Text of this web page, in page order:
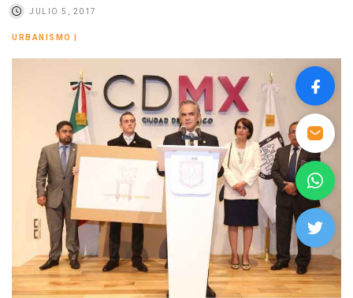
JULIO 5, 2017
URBANISMO